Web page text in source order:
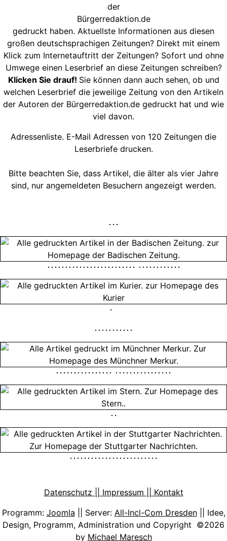
der
Bürgerredaktion.de
gedruckt haben. Aktuellste Informationen aus diesen
großen deutschsprachigen Zeitungen? Direkt mit einem
Klick zum Internetauftritt der Zeitungen? Sofort und ohne
Umwege einen Leserbrief an diese Zeitungen schreiben?
Klicken Sie drauf! Sie können dann auch sehen, ob und
welchen Leserbrief die jeweilige Zeitung von den Artikeln
der Autoren der Bürgerredaktion.de gedruckt hat und wie
viel davon.
Adressenliste. E-Mail Adressen von 120 Zeitungen die
Leserbriefe drucken.
Bitte beachten Sie, dass Artikel, die älter als vier Jahre
sind, nur angemeldeten Besuchern angezeigt werden.
Datenschutz || Impressum || Kontakt
Programm: Joomla || Server: All-Incl-Com Dresden|| Idee,
Design, Programm, Administration und Copyright ©2026
by Michael Maresch